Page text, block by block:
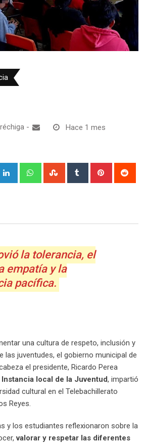
- Hace 1 mes
LinkedIn WhatsappStumbleUpon
Tumblr Pinterest
la tolerancia, el
empatía y la
pacífica.
una cultura de respeto, inclusión y
las juventudes, el gobierno municipal de
el presidente, Ricardo Perea‌
Instancia local de la Juventud, impartió
cultural en el Telebachillerato
Reyes.
y los estudiantes reflexionaron sobre la
valorar y respetar las diferentes